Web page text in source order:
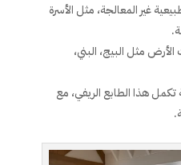
غير المعالجة، مثل الأسرة
مثل البيج، البني،
تكمل هذا الطابع الريفي، مع